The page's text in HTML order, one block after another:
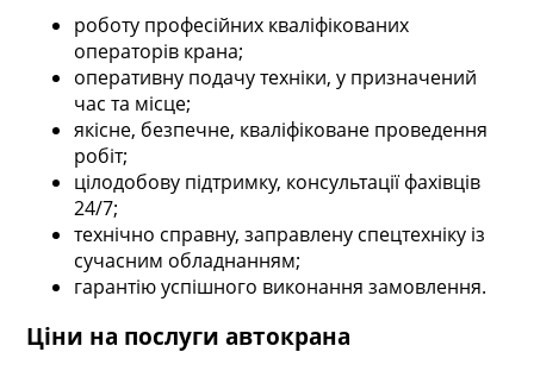
роботу професійних кваліфікованих
операторів крана;
оперативну подачу техніки, у призначений
час та місце;
якісне, безпечне, кваліфіковане проведення
робіт;
цілодобову підтримку, консультації фахівців
24/7;
технічно справну, заправлену спецтехніку із
сучасним обладнанням;
гарантію успішного виконання замовлення.
Ціни на послуги автокрана